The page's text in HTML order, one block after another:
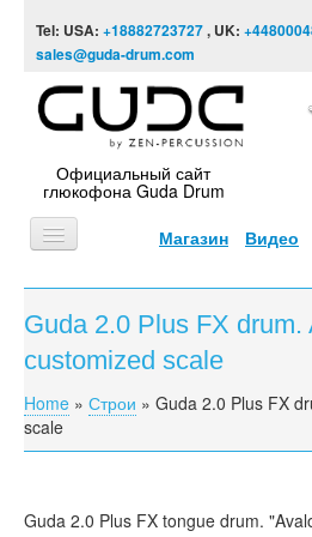
Tel: USA: +18882723727, UK:
sales@guda-drum.com
Официальный сайт
глюкофона Guda Drum
Магазин Видео
ГЛАВНАЯ
ТИПЫ
ВИДЕО
ИНФОРМАЦИЯ
Guda 2.0 Plus FX drum.
customized scale
You are here
Home » Строи » Guda 2.0 Plus FX
scale
Guda 2.0 Plus FX tongue drum.